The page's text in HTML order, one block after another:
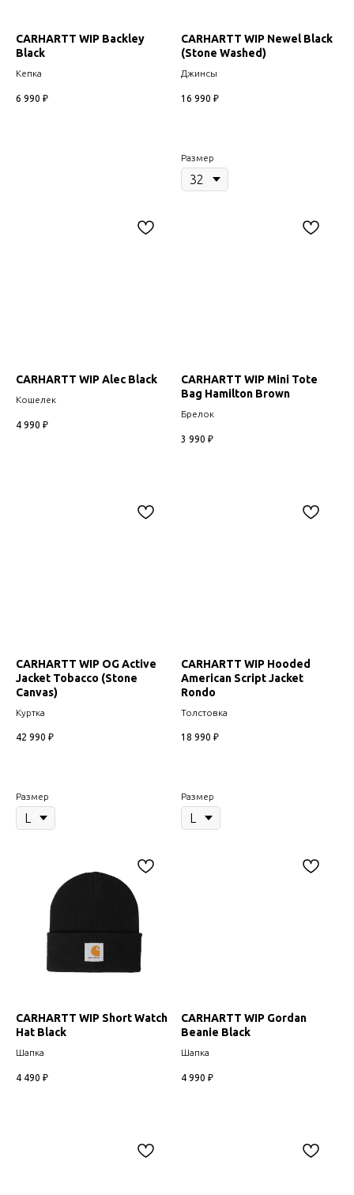
CARHARTT WIP Backley
Black
Кепка
6 990 ₽
CARHARTT WIP Newel Black
(Stone Washed)
Джинсы
16 990 ₽
Размер
CARHARTT WIP Alec Black
Кошелек
4 990 ₽
CARHARTT WIP Mini Tote
Bag Hamilton Brown
Брелок
3 990 ₽
CARHARTT WIP OG Active
Jacket Tobacco (Stone
Canvas)
Куртка
42 990 ₽
Размер
CARHARTT WIP Hooded
American Script Jacket
Rondo
Толстовка
18 990 ₽
Размер
CARHARTT WIP Short Watch
Hat Black
Шапка
4 490 ₽
CARHARTT WIP Gordan
Beanie Black
Шапка
4 990 ₽